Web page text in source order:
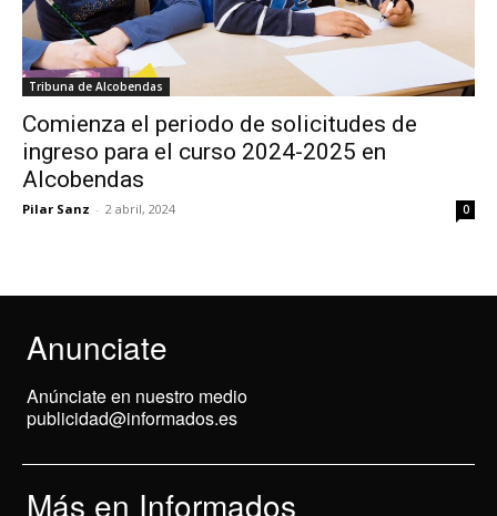
Tribuna de Alcobendas
Comienza el periodo de solicitudes de
ingreso para el curso 2024-2025 en
Alcobendas
Pilar Sanz - 2 abril, 2024 0
Anunciate
Anúnciate en nuestro medio
publicidad@informados.es
Más en Informados